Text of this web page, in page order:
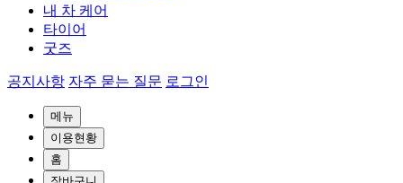
내 차 케어
타이어
굿즈
공지사항 자주 묻는 질문 로그인
메뉴
이용현황
홈